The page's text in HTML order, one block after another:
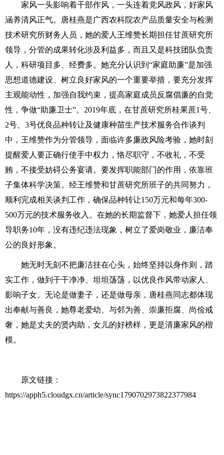
家风一头影响着干部作风，一头连着党风政风，好家风
涵养清风正气。唐桂燕是广西农科院农产品质量安全与检测
技术研究所财务人员，她的爱人王维赞长期担任甘蔗研究所
领导，分管的成果转化涉及利益多，而且又是科技团队负责
人，科研项目多、经费多。她充分认识到“家庭助廉”是加强
思想道德建设、树立良好家风的一个重要举措，要充分发挥
主观能动性，加强自我约束，提高家庭成员反腐倡廉的自觉
性，争做“助廉卫士”。2019年底，在甘蔗研究所桂果蔗1号、
2号、3号优良品种转让及健康种苗生产技术服务合作谈判
中，王维赞作为分管领导，面临许多廉政风险考验，她时刻
提醒爱人要正确行使手中权力，恪尽职守，不收礼，不受
贿，不接受妨碍公务宴请。要发挥职能部门的作用，依靠班
子集体科学决策。经王维赞和甘蔗研究所班子的共同努力，
顺利完成相关谈判工作，确保品种转让150万元和每年300-
500万元的技术服务收入。在她的长期监督下，她爱人担任领
导职务10年，没有违纪违法现象，树立了爱岗敬业，廉洁奉
公的良好形象。
她无时无刻不把廉洁挂在心头，始终坚持以身作则，踏
实工作，做到干干净净、坦坦荡荡，以优良作风带动家人、
影响子女。无论是做妻子，还是做母亲，唐桂燕同志都体现
出奉献与善良，她尊老爱幼、与邻为善、崇廉拒腐、尚俭戒
奢，她是丈夫的贤内助，女儿的好榜样，更是清廉家风的楷
模。
原文链接：
https://apph5.cloudgx.cn/article/sync1790702973822377984